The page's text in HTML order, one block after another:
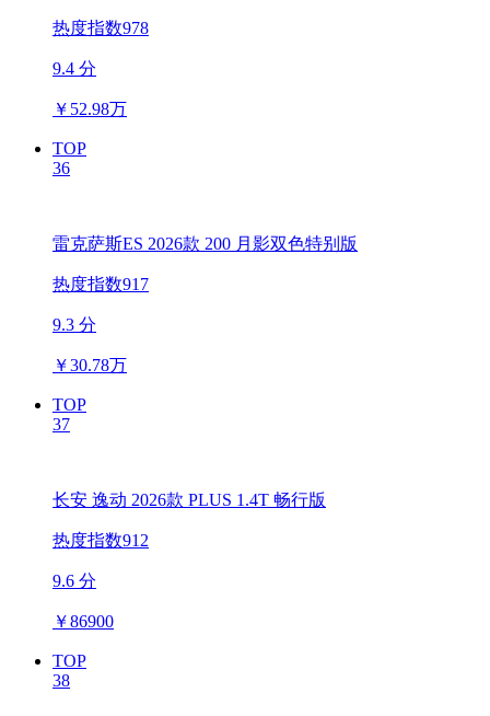
热度指数978
9.4 分
￥ 52.98万
TOP
36
雷克萨斯ES 2026款 200 月影双色特别版
热度指数917
9.3 分
￥30.78万
TOP
37
长安 逸动 2026款 PLUS 1.4T 畅行版
热度指数912
9.6 分
￥86900
TOP
38